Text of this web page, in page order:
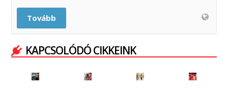
Tovább
KAPCSOLÓDÓ CIKKEINK